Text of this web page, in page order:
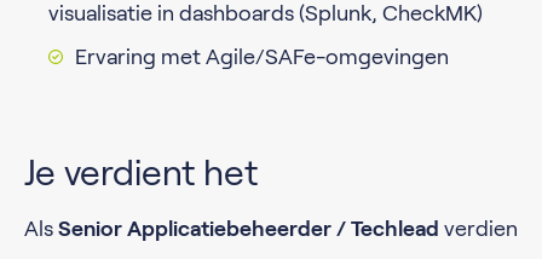
visualisatie in dashboards (Splunk, CheckMK)
Ervaring met Agile/SAFe-omgevingen
Je verdient het
Als Senior Applicatiebeheerder / Techlead verdien